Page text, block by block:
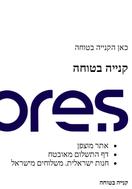
כאן הקנייה בטוחה
קנייה בטוחה
אתר מוצפן
דף התשלום מאובטח
חנות ישראלית. משלוחים מישראל
קנייה בטוחה